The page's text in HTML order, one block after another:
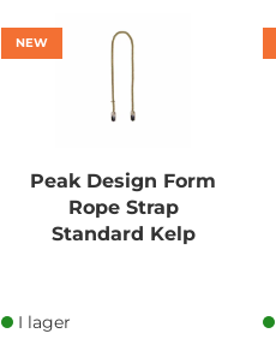
NEW
Peak Design Form
Rope Strap
Standard Kelp
I lager